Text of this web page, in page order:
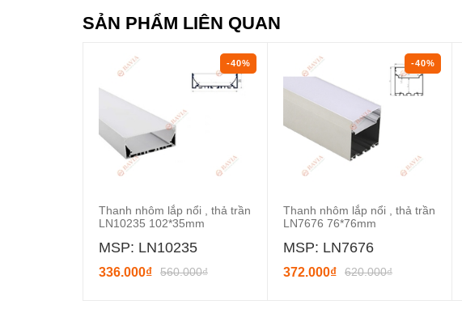
SẢN PHẨM LIÊN QUAN
-40%
Thanh nhôm lắp nổi , thả trần
LN10235 102*35mm
MSP: LN10235
336.000₫ 560.000₫
-40%
Thanh nhôm lắp nổi , thả trần
LN7676 76*76mm
MSP: LN7676
372.000₫ 620.000₫